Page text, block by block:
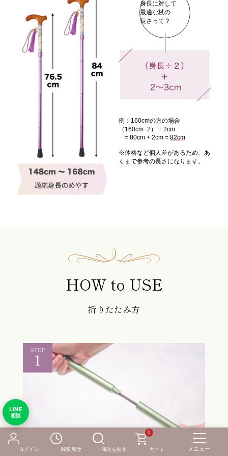
ログイン 閲覧履歴 商品を探す
0
カート
身長に対して
最適な杖の
長さって？
例：160cmの方の場合
（160cm÷2） + 2cm
= 80cm + 2cm =82cm
※体格など個人差があるため、 あ
くまで参考の長さになります。
HOW to USE
折りたたみ方
LINE
相談